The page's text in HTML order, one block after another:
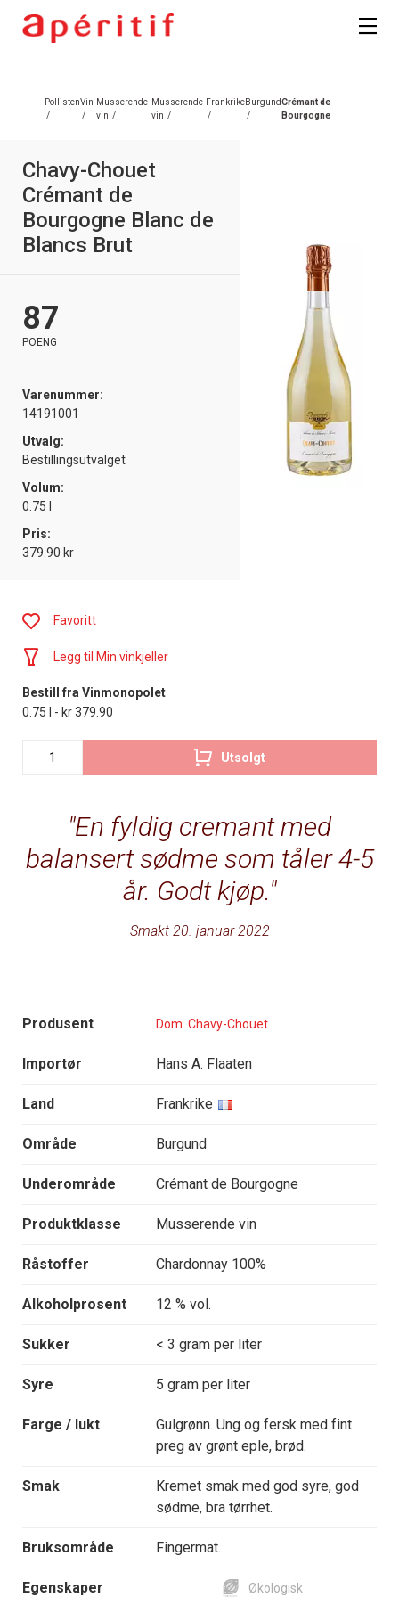
Pollisten
/
Vin
/
Musserende
vin /
Musserende
vin /
Frankrike
/
Burgund
/
Crémant de
Bourgogne
Chavy-Chouet
Crémant de
Bourgogne Blanc de
Blancs Brut
87
POENG
Varenummer:
14191001
Utvalg:
Bestillingsutvalget
Volum:
0.75 l
Pris:
379.90 kr
En fyldig cremant med
balansert sødme som tåler 4-5
år. Godt kjøp.
Smakt 20. januar 2022
Produsent Dom. Chavy-Chouet
Importør Hans A. Flaaten
Land Frankrike
Område Burgund
Underområde Crémant de Bourgogne
Produktklasse Musserende vin
Råstoffer Chardonnay 100%
Alkoholprosent 12 % vol.
Sukker < 3 gram per liter
Syre 5 gram per liter
Farge / lukt
Gulgrønn. Ung og fersk med fint
preg av grønt eple, brød.
Smak
Kremet smak med god syre, god
sødme, bra tørrhet.
Bruksområde Fingermat.
Egenskaper Økologisk
Favoritt
Legg til Min vinkjeller
Bestill fra Vinmonopolet
0.75 l - kr 379.90
Utsolgt